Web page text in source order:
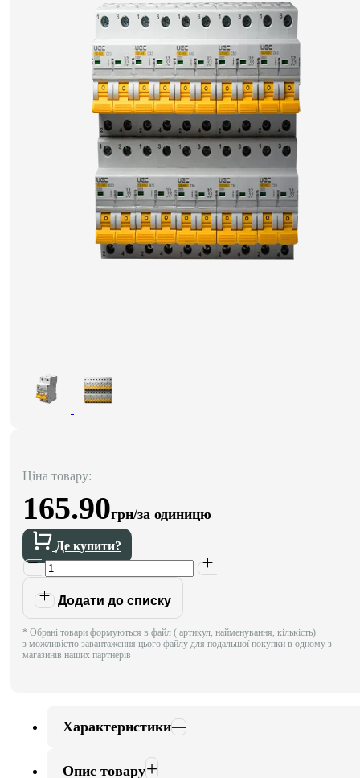
Ціна товару:
165.90грн/за одиницю
Де купити?
Додати до списку
* Обрані товари формуються в файл ( артикул, найменування, кількість)
з можливістю завантаження цього файлу для подальшої покупки в одному з
магазинів наших партнерів
Характеристики
Опис товару